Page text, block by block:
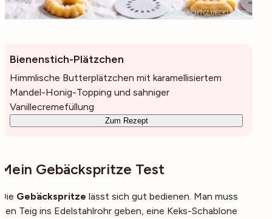
Bienenstich-Plätzchen
Himmlische Butterplätzchen mit karamellisiertem
Mandel-Honig-Topping und sahniger
Vanillecremefüllung
Zum Rezept
Mein Gebäckspritze Test
Die Gebäckspritze lässt sich gut bedienen. Man muss
den Teig ins Edelstahlrohr geben, eine Keks-Schablone